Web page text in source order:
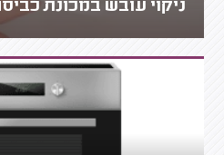
ניקוי עובש במכונת